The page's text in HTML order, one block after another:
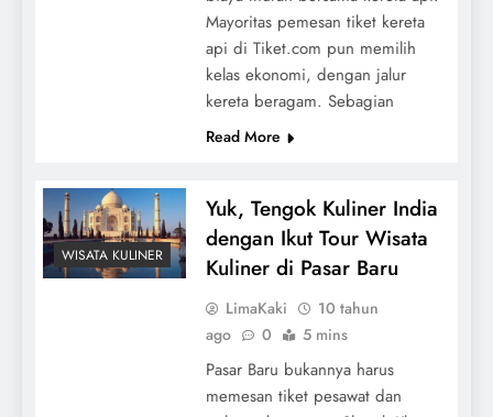
Mayoritas pemesan tiket kereta
api di Tiket.com pun memilih
kelas ekonomi, dengan jalur
kereta beragam. Sebagian
Read More
WISATA KULINER
Yuk, Tengok Kuliner India
dengan Ikut Tour Wisata
Kuliner di Pasar Baru
LimaKaki
10 tahun
ago
0 5 mins
Pasar Baru bukannya harus
memesan tiket pesawat dan